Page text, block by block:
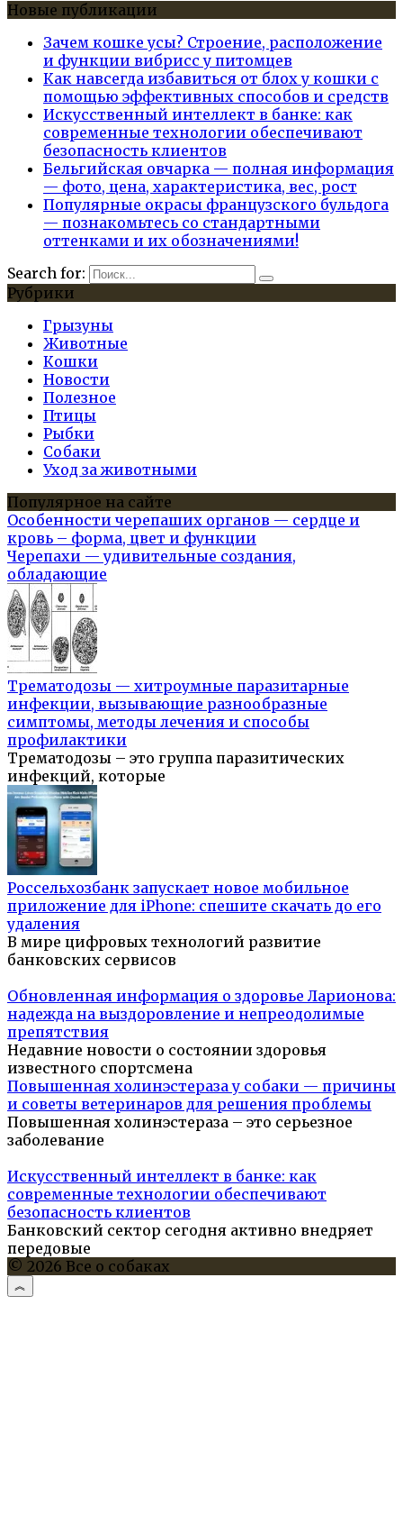
Новые публикации
Зачем кошке усы? Строение, расположение
и функции вибрисс у питомцев
Как навсегда избавиться от блох у кошки с
помощью эффективных способов и средств
Искусственный интеллект в банке: как
современные технологии обеспечивают
безопасность клиентов
Бельгийская овчарка — полная информация
— фото, цена, характеристика, вес, рост
Популярные окрасы французского бульдога
— познакомьтесь со стандартными
оттенками и их обозначениями!
Search for:
Рубрики
Грызуны
Животные
Кошки
Новости
Полезное
Птицы
Рыбки
Собаки
Уход за животными
Популярное на сайте
Особенности черепаших органов — сердце и
кровь – форма, цвет и функции
Черепахи — удивительные создания,
обладающие
Трематодозы — хитроумные паразитарные
инфекции, вызывающие разнообразные
симптомы, методы лечения и способы
профилактики
Трематодозы – это группа паразитических
инфекций, которые
Россельхозбанк запускает новое мобильное
приложение для iPhone: спешите скачать до его
удаления
В мире цифровых технологий развитие
банковских сервисов
Обновленная информация о здоровье Ларионова:
надежда на выздоровление и непреодолимые
препятствия
Недавние новости о состоянии здоровья
известного спортсмена
Повышенная холинэстераза у собаки — причины
и советы ветеринаров для решения проблемы
Повышенная холинэстераза – это серьезное
заболевание
Искусственный интеллект в банке: как
современные технологии обеспечивают
безопасность клиентов
Банковский сектор сегодня активно внедряет
передовые
© 2026 Все о собаках